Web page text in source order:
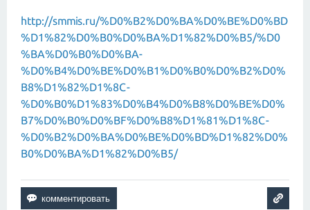
http://smmis.ru/%D0%B2%D0%BA%D0%BE%D0%BD
%D1%82%D0%B0%D0%BA%D1%82%D0%B5/%D0
%BA%D0%B0%D0%BA-
%D0%B4%D0%BE%D0%B1%D0%B0%D0%B2%D0%
B8%D1%82%D1%8C-
%D0%B0%D1%83%D0%B4%D0%B8%D0%BE%D0%
B7%D0%B0%D0%BF%D0%B8%D1%81%D1%8C-
%D0%B2%D0%BA%D0%BE%D0%BD%D1%82%D0%
B0%D0%BA%D1%82%D0%B5/